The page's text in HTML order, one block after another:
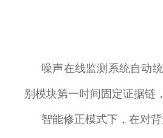
噪声在线监测系统自动
别模块第一时间固定证据链
智能修正模式下，在对